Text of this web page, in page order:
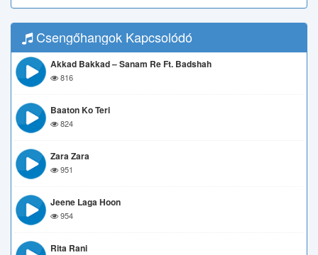
Csengőhangok Kapcsolódó
Akkad Bakkad – Sanam Re Ft. Badshah
816
Baaton Ko Teri
824
Zara Zara
951
Jeene Laga Hoon
954
Rita Rani